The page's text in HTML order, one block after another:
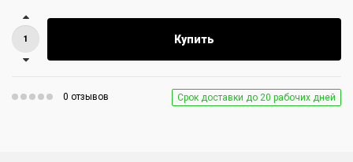
Купить
0 отзывов Срок доставки до 20 рабочих дней